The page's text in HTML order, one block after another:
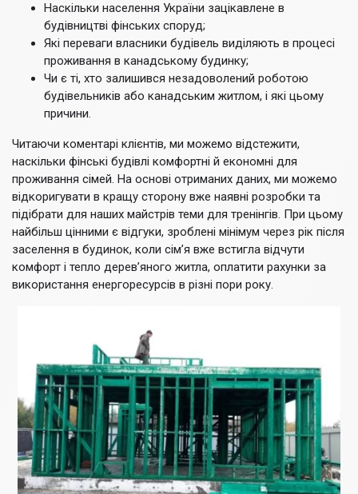
Наскільки населення України зацікавлене в
будівництві фінських споруд;
Які переваги власники будівель виділяють в процесі
проживання в канадському будинку;
Чи є ті, хто залишився незадоволений роботою
будівельників або канадським житлом, і які цьому
причини.
Читаючи коментарі клієнтів, ми можемо відстежити,
наскільки фінські будівлі комфортні й економні для
проживання сімей. На основі отриманих даних, ми можемо
відкоригувати в кращу сторону вже наявні розробки та
підібрати для наших майстрів теми для тренінгів. При цьому
найбільш цінними є відгуки, зроблені мінімум через рік після
заселення в будинок, коли сім’я вже встигла відчути
комфорт і тепло дерев’яного житла, оплатити рахунки за
використання енергоресурсів в різні пори року.